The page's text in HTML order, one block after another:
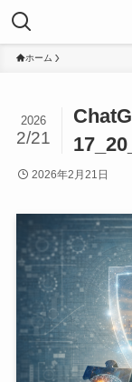
ホーム
2026
2/21
2026年2月21日